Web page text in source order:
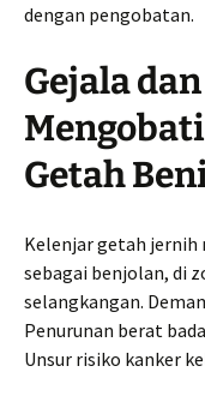
dengan pengobatan.
Gejala
Getah
Kelenjar getah jernih
sebagai benjolan, di
selangkangan.
Penurunan berat
Unsur risiko kanker